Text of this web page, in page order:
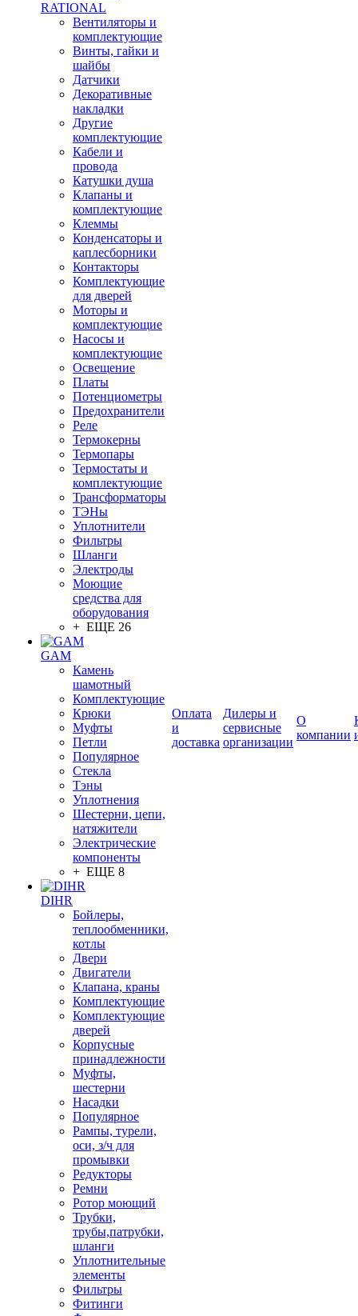
RATIONAL
Вентиляторы и
комплектующие
Винты, гайки и
шайбы
Датчики
Декоративные
накладки
Другие
комплектующие
Кабели и
провода
Катушки душа
Клапаны и
комплектующие
Клеммы
Конденсаторы и
каплесборники
Контакторы
Комплектующие
для дверей
Моторы и
комплектующие
Насосы и
комплектующие
Освещение
Платы
Потенциометры
Предохранители
Реле
Термокерны
Термопары
Термостаты и
комплектующие
Трансформаторы
ТЭНы
Уплотнители
Фильтры
Шланги
Электроды
Моющие
средства для
оборудования
+ ЕЩЕ 26
GAM
Камень
шамотный
Комплектующие
Крюки
Муфты
Петли
Популярное
Стекла
Тэны
Уплотнения
Шестерни, цепи,
натяжители
Электрические
компоненты
+ ЕЩЕ 8
DIHR
Бойлеры,
теплообменники,
котлы
Двери
Двигатели
Клапана, краны
Комплектующие
Комплектующие
дверей
Корпусные
принадлежности
Муфты,
шестерни
Насадки
Популярное
Рампы, турели,
оси, з/ч для
промывки
Редукторы
Ремни
Ротор моющий
Трубки,
трубы,патрубки,
шланги
Уплотнительные
элементы
Фильтры
Фитинги
Оплата
и
доставка
Дилеры и
сервисные
организации
О
компании